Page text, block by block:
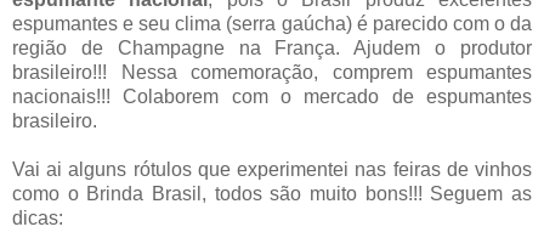
espumantes e seu clima (serra gaúcha) é parecido com o da
região de Champagne na França. Ajudem o produtor
brasileiro!!! Nessa comemoração, comprem espumantes
nacionais!!! Colaborem com o mercado de espumantes
brasileiro.
Vai ai alguns rótulos que experimentei nas feiras de vinhos
como o Brinda Brasil, todos são muito bons!!! Seguem as
dicas: